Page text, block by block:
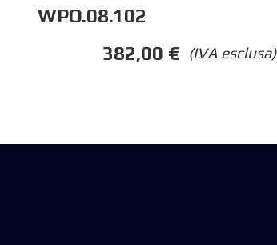
WPO.08.102
(IVA esclusa)
382,00 €